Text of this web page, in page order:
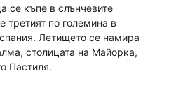
се къпе в слънчевите
третият по големина в
Летището се намира
столицата на Майорка,
Пастиля.